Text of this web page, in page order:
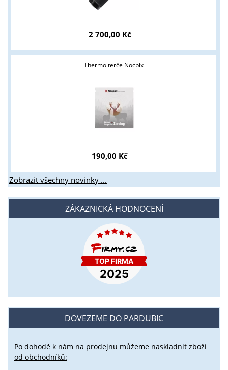
2 700,00 Kč
Thermo terče Nocpix
190,00 Kč
Zobrazit všechny novinky ...
ZÁKAZNICKÁ HODNOCENÍ
DOVEZEME DO PARDUBIC
Po dohodě k nám na prodejnu můžeme naskladnit zboží
od obchodníků: